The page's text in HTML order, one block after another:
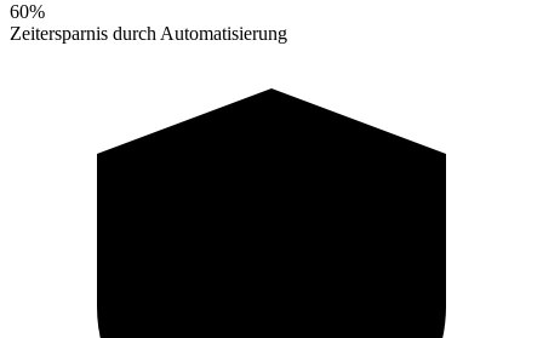
60%
Zeitersparnis durch Automatisierung